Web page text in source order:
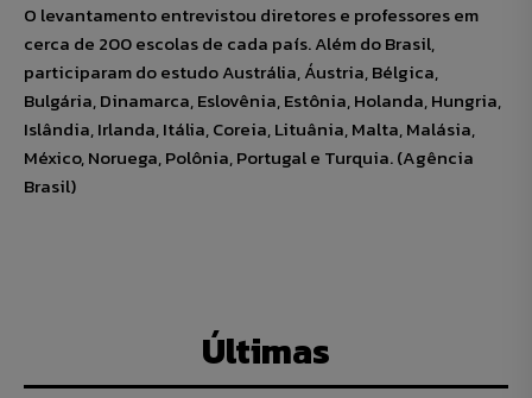
O levantamento entrevistou diretores e professores em
cerca de 200 escolas de cada país. Além do Brasil,
participaram do estudo Austrália, Áustria, Bélgica,
Bulgária, Dinamarca, Eslovênia, Estônia, Holanda, Hungria,
Islândia, Irlanda, Itália, Coreia, Lituânia, Malta, Malásia,
México, Noruega, Polônia, Portugal e Turquia. (Agência
Brasil)
Últimas